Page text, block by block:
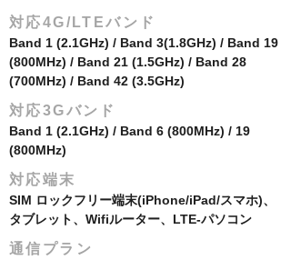
対応4G/LTEバンド
Band 1 (2.1GHz) / Band 3(1.8GHz) / Band 19
(800MHz) / Band 21 (1.5GHz) / Band 28
(700MHz) / Band 42 (3.5GHz)
対応3Gバンド
Band 1 (2.1GHz) / Band 6 (800MHz) / 19
(800MHz)
対応端末
SIM ロックフリー端末(iPhone/iPad/スマホ)、
タブレット、Wifiルーター、LTE-パソコン
​通信プラン